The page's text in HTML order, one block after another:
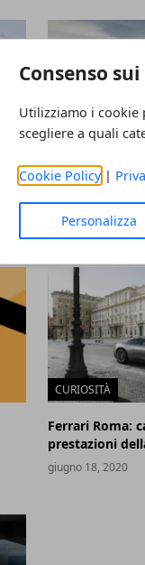
Consenso
Utilizziamo i cookie
scegliere a quali
Cookie Policy|
Personalizza
CURIOSITÀ
La sicurezza e
marzo 19, 2024
CURIOSITÀ
Ferrari Roma:
prestazioni
giugno 18, 2020